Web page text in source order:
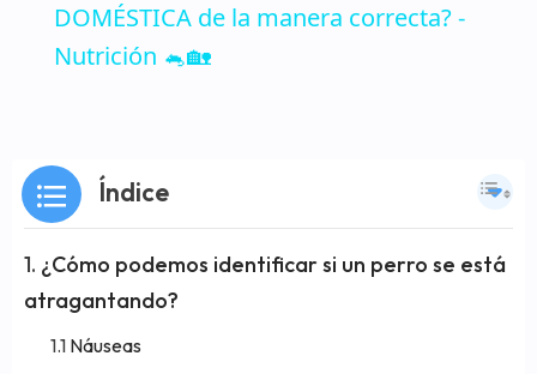
DOMÉSTICA de la manera correcta? -
Nutrición 🐁🏡
Índice
¿Cómo podemos identificar si un perro se está
atragantando?
Náuseas